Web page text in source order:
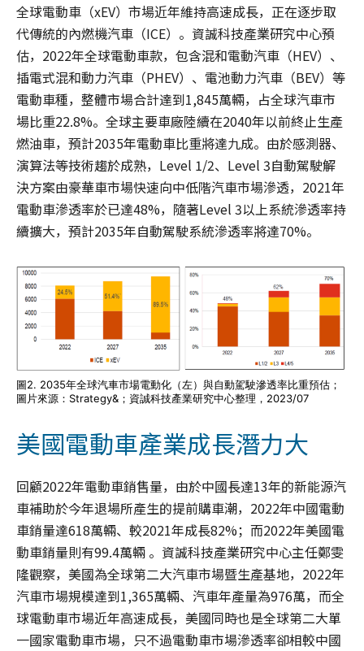
全球電動車（xEV）市場近年維持高速成長，正在逐步取
代傳統的內燃機汽車（ICE）。資誠科技產業研究中心預
估，2022年全球電動車款，包含混和電動汽車（HEV）、
插電式混和動力汽車（PHEV）、電池動力汽車（BEV）等
電動車種，整體市場合計達到1,845萬輛，占全球汽車市
場比重22.8%。全球主要車廠陸續在2040年以前終止生產
燃油車，預計2035年電動車比重將達九成。由於感測器、
演算法等技術趨於成熟，Level 1/2、Level 3自動駕駛解
決方案由豪華車市場快速向中低階汽車市場滲透，2021年
電動車滲透率於已達48%，隨著Level 3以上系統滲透率持
續擴大，預計2035年自動駕駛系統滲透率將達70%。
圖2. 2035年全球汽車市場電動化（左）與自動駕駛滲透率比重預估；
圖片來源：Strategy&；資誠科技產業研究中心整理，2023/07
美國電動車產業成長潛力大
回顧2022年電動車銷售量，由於中國長達13年的新能源汽
車補助於今年退場所產生的提前購車潮，2022年中國電動
車銷量達618萬輛、較2021年成長82%；而2022年美國電
動車銷量則有99.4萬輛 。資誠科技產業研究中心主任鄭雯
隆觀察，美國為全球第二大汽車市場暨生產基地，2022年
汽車市場規模達到1,365萬輛、汽車年產量為976萬，而全
球電動車市場近年高速成長，美國同時也是全球第二大單
一國家電動車市場，只不過電動車市場滲透率卻相較中國